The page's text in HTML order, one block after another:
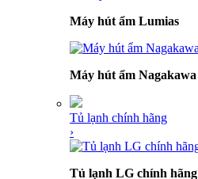
Máy hút ẩm Lumias
Máy hút ẩm Nagakawa
Tủ lạnh chính hãng
›
Tủ lạnh LG chính hãng